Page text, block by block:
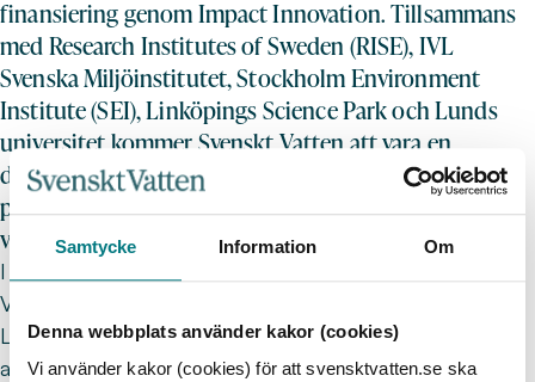
Samtycke Information Om
Denna webbplats använder kakor (cookies)
Vi använder kakor (cookies) för att svensktvatten.se ska
finansiering genom Impact Innovation. Tillsammans
med Research Institutes of Sweden (RISE), IVL
Svenska Miljöinstitutet, Stockholm Environment
Institute (SEI), Linköpings Science Park och Lunds
universitet kommer Svenskt Vatten att vara en
drivande aktör. Även ett flertal medlemmar ingår i
programmet som syftar till att åstadkomma hållbart
vatten för alla.
I mitten av september förra året lämnade Svenskt
Vatten, RISE, IVL Svenska Miljöinstitutet, SEI,
Linköpings Science Park och Lunds universitet in en
ansökan om medel till ett programkontor för en ny